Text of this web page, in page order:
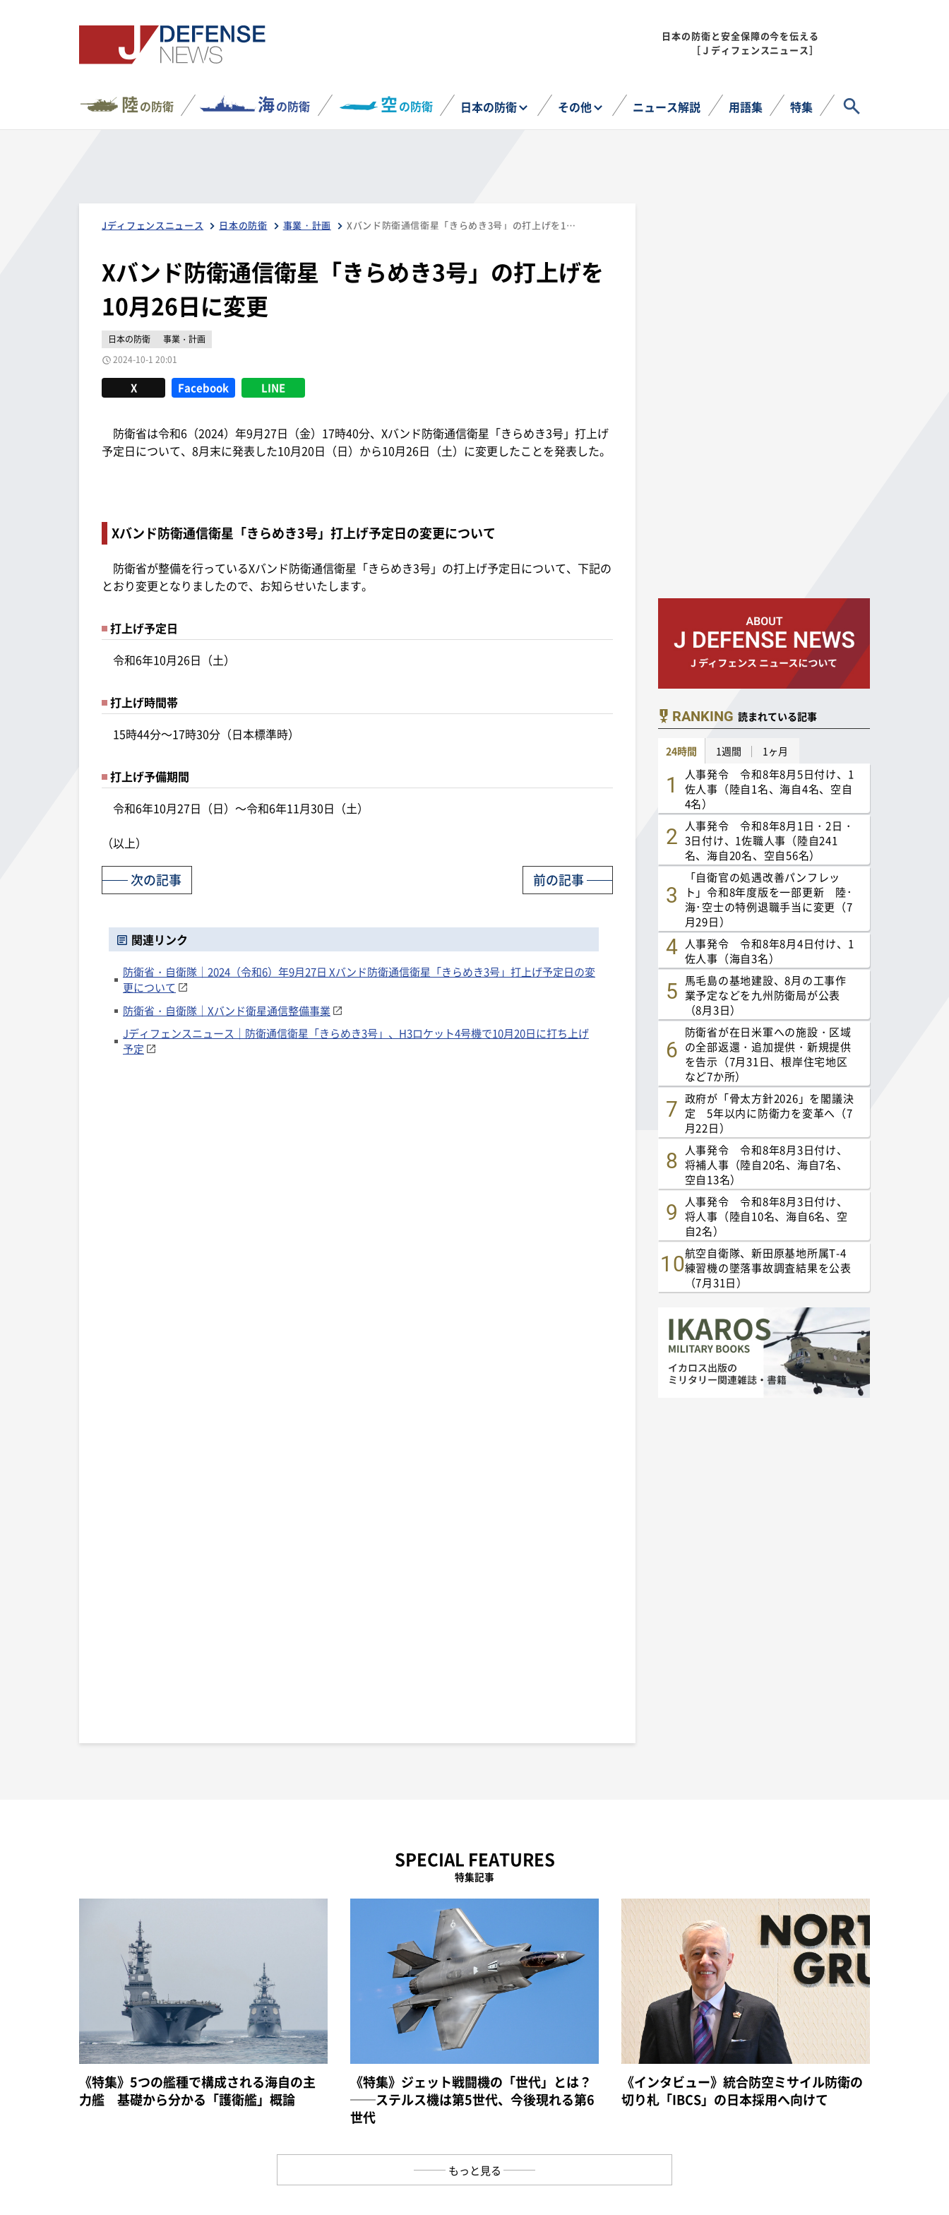
日本の防衛と安全保障の今を伝える
［Ｊディフェンスニュース］
陸の防衛 海の防衛 空の防衛 日本の防衛 その他 ニュース解説 用語集 特集
Jディフェンスニュース 日本の防衛 事業・計画 Xバンド防衛通信衛星「きらめき3号」の打上げを10月26日に変更
Xバンド防衛通信衛星「きらめき3号」の打上げを
10月26日に変更
日本の防衛
事業・計画
2024-10-1 20:01
X Facebook LINE
防衛省は令和6（2024）年9月27日（金）17時40分、Xバンド防衛通信衛星「きらめき3号」打上げ
予定日について、8月末に発表した10月20日（日）から10月26日（土）に変更したことを発表した。
Xバンド防衛通信衛星「きらめき3号」打上げ予定日の変更について
防衛省が整備を行っているXバンド防衛通信衛星「きらめき3号」の打上げ予定日について、下記の
とおり変更となりましたので、お知らせいたします。
打上げ予定日
令和6年10月26日（土）
打上げ時間帯
15時44分～17時30分（日本標準時）
打上げ予備期間
令和6年10月27日（日）～令和6年11月30日（土）
（以上）
前の記事
次の記事
関連リンク
防衛省・自衛隊｜2024（令和6）年9月27日 Xバンド防衛通信衛星「きらめき3号」打上げ予定日の変
更について
防衛省・自衛隊｜Xバンド衛星通信整備事業
Jディフェンスニュース｜防衛通信衛星「きらめき3号」、H3ロケット4号機で10月20日に打ち上げ
予定
RANKING 読まれている記事
24時間 1週間 1ヶ月
人事発令 令和8年8月5日付け、1
佐人事（陸自1名、海自4名、空自
4名）
人事発令 令和8年8月1日・2日・
3日付け、1佐職人事（陸自241
名、海自20名、空自56名）
「自衛官の処遇改善パンフレッ
ト」令和8年度版を一部更新 陸･
海･空士の特例退職手当に変更（7
月29日）
人事発令 令和8年8月4日付け、1
佐人事（海自3名）
馬毛島の基地建設、8月の工事作
業予定などを九州防衛局が公表
（8月3日）
防衛省が在日米軍への施設・区域
の全部返還・追加提供・新規提供
を告示（7月31日、根岸住宅地区
など7か所）
政府が「骨太方針2026」を閣議決
定 5年以内に防衛力を変革へ（7
月22日）
人事発令 令和8年8月3日付け、
将補人事（陸自20名、海自7名、
空自13名）
人事発令 令和8年8月3日付け、
将人事（陸自10名、海自6名、空
自2名）
航空自衛隊、新田原基地所属T-4
練習機の墜落事故調査結果を公表
（7月31日）
SPECIAL FEATURES
特集記事
《特集》5つの艦種で構成される海自の主
力艦 基礎から分かる「護衛艦」概論
《特集》ジェット戦闘機の「世代」とは？
──ステルス機は第5世代、今後現れる第6
世代
《インタビュー》統合防空ミサイル防衛の
切り札「IBCS」の日本採用へ向けて
もっと見る